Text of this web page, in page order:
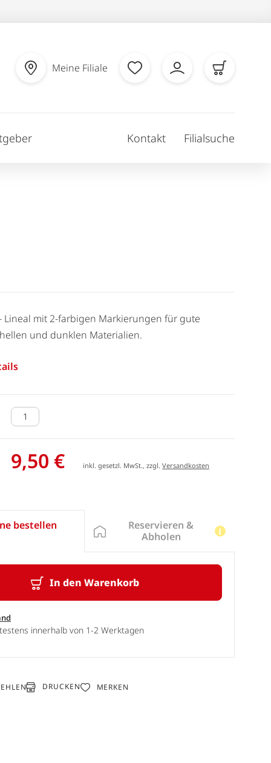
Meine Filiale
Kontakt Filialsuche
Lineal mit 2-farbigen Markierungen für gute
und dunklen Materialien.
9,50 € inkl. gesetzl. MwSt., zzgl.Versandkosten
bestellen
In den Warenkorb
innerhalb von 1-2 Werktagen
Reservieren &
Abholen
DRUCKEN MERKEN